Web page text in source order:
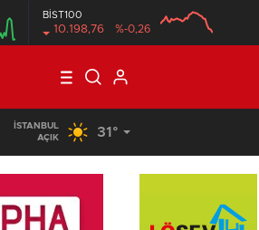
BİST100
10.198,76 %-0,26
İSTANBUL
AÇIK
31°